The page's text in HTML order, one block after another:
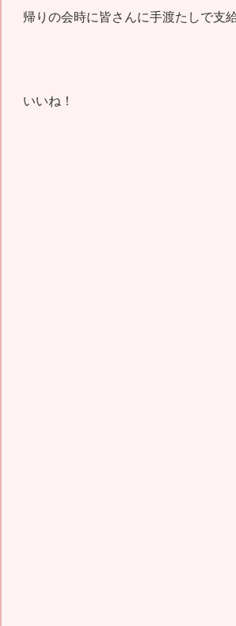
帰りの会時に皆さんに手渡たしで支
いいね！